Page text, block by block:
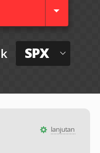
SPX
lanjutan